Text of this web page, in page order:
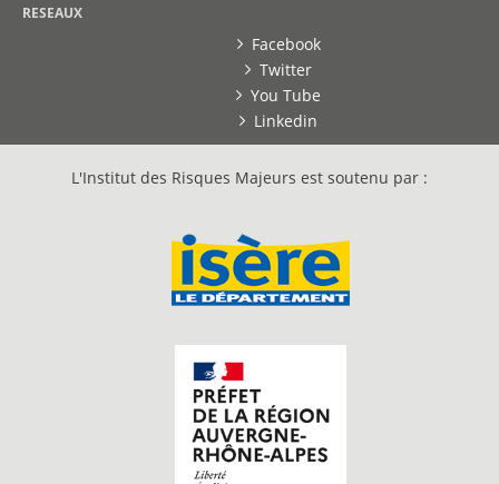
RESEAUX
Facebook
Twitter
You Tube
Linkedin
L'Institut des Risques Majeurs est soutenu par :